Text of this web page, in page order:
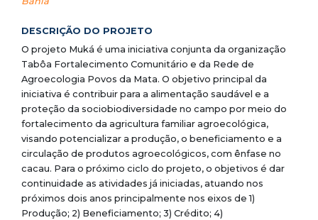
DESCRIÇÃO DO PROJETO
O projeto Muká é uma iniciativa conjunta da organização
Tabôa Fortalecimento Comunitário e da Rede de
Agroecologia Povos da Mata. O objetivo principal da
iniciativa é contribuir para a alimentação saudável e a
proteção da sociobiodiversidade no campo por meio do
fortalecimento da agricultura familiar agroecológica,
visando potencializar a produção, o beneficiamento e a
circulação de produtos agroecológicos, com ênfase no
cacau. Para o próximo ciclo do projeto, o objetivos é dar
continuidade as atividades já iniciadas, atuando nos
próximos dois anos principalmente nos eixos de 1)
Produção; 2) Beneficiamento; 3) Crédito; 4)